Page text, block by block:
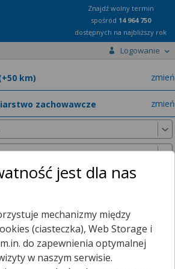
Znajdź wolny termin
spośród 14 964 750
dostępnych na najbliższy rok
Logowanie
zmień
zmień
lekarzy w promieniu25 km , dlatego
wyszukiwania do
50 km
jest dla nas
mechanizmy między
(ciasteczka), Web Storage i
do zapewnienia optymalnej
w naszym serwisie.